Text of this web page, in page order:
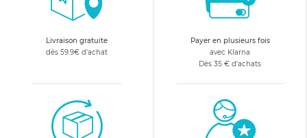
Livraison gratuite
dès 59.9€ d'achat
Payer en plusieurs fois
avec Klarna
Dès 35 € d'achats